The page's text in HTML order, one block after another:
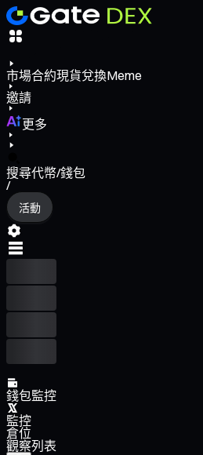
市場合約現貨兌換Meme
邀請
更多
搜尋代幣/錢包
/
活動
錢包監控
監控
倉位
觀察列表